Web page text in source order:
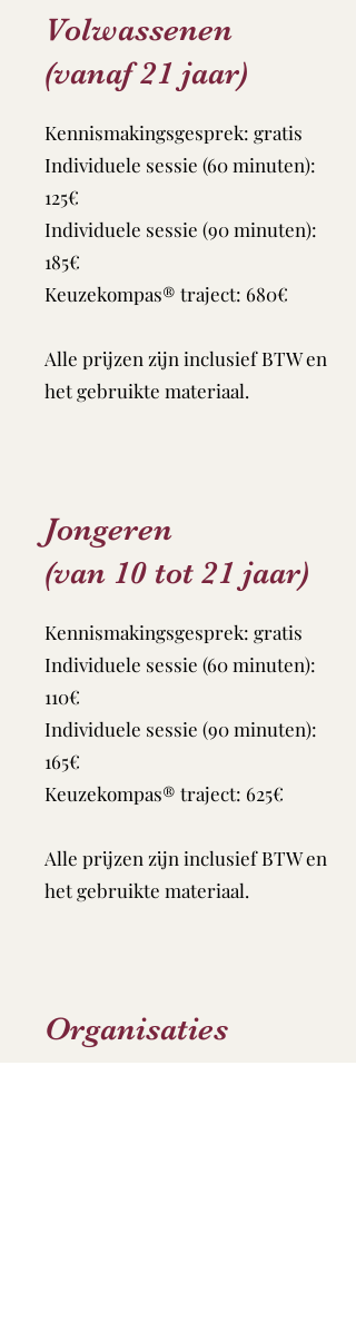
Volwassenen
(vanaf 21 jaar)
Kennismakingsgesprek: gratis
Individuele sessie (60 minuten):
125€
Individuele sessie (90 minuten):
185€
Keuzekompas® traject: 680€
Alle prijzen zijn inclusief BTW en
het gebruikte materiaal.
Jongeren
(van 10 tot 21 jaar)
Kennismakingsgesprek: gratis
Individuele sessie (60 minuten):
110€
Individuele sessie (90 minuten):
165€
Keuzekompas® traject: 625€
Alle prijzen zijn inclusief BTW en
het gebruikte materiaal.
Organisaties